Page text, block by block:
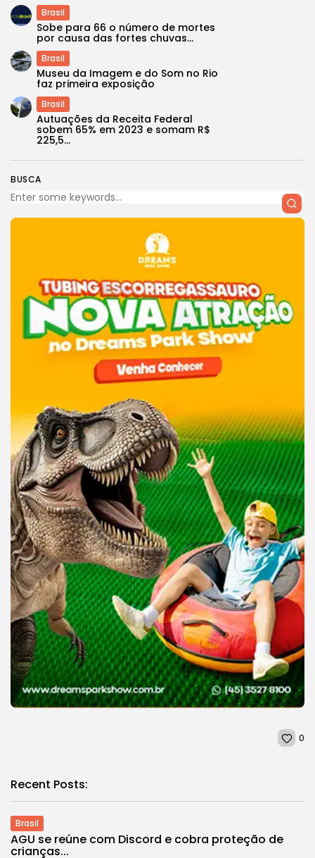
BUSCA
Brasil
Sobe para 66 o número de mortes
por causa das fortes chuvas...
Brasil
Museu da Imagem e do Som no Rio
faz primeira exposição
Brasil
Autuações da Receita Federal
sobem 65% em 2023 e somam R$
225,5...
0
Recent Posts:
Brasil
AGU se reúne com Discord e cobra proteção de
crianças...